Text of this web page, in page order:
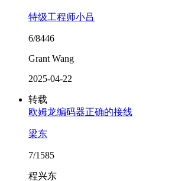
特级工程师小吕
6/8446
Grant Wang
2025-04-22
转载
欧姆龙编码器正确的接线
梁东
7/1585
程兴东